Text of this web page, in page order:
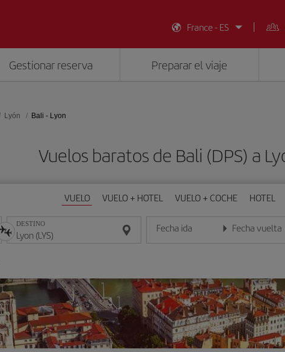
France - ES
Gestionar reserva Preparar el viaje
Lyón Bali - Lyon
Vuelos baratos de Bali (DPS) a
VUELO VUELO + HOTEL VUELO + COCHE HOTEL
DESTINO Fecha ida
Introduce la fecha en formato día/mes/
Fecha vuelta
Introduce la